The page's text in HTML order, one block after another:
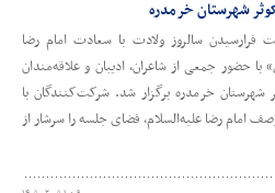
شهرستان خرمدره
فرارسیدن سالروز ولادت با سعادت امام رضا
حضور جمعی از شاعران، ادیبان و علاقه‌مندان
خرمدره برگزار شد. شرکت‌کنندگان با
امام رضا علیه‌السلام، فضای جلسه را سرشار از